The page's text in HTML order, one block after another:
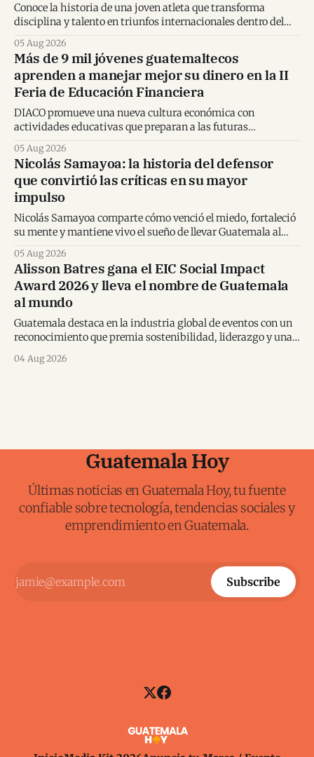
Conoce la historia de una joven atleta que transforma
disciplina y talento en triunfos internacionales dentro del
05 Aug 2026
Más de 9 mil jóvenes guatemaltecos
aprenden a manejar mejor su dinero en la II
Feria de Educación Financiera
DIACO promueve una nueva cultura económica con
actividades educativas que preparan a las futuras
05 Aug 2026
Nicolás Samayoa: la historia del defensor
que convirtió las críticas en su mayor
impulso
Nicolás Samayoa comparte cómo venció el miedo, fortaleció
su mente y mantiene vivo el sueño de llevar Guatemala al
05 Aug 2026
Alisson Batres gana el EIC Social Impact
Award 2026 y lleva el nombre de Guatemala
al mundo
Guatemala destaca en la industria global de eventos con un
reconocimiento que premia sostenibilidad, liderazgo y una
04 Aug 2026
Guatemala Hoy
Últimas noticias en Guatemala Hoy, tu fuente
confiable sobre tecnología, tendencias sociales y
emprendimiento en Guatemala.
Subscribe